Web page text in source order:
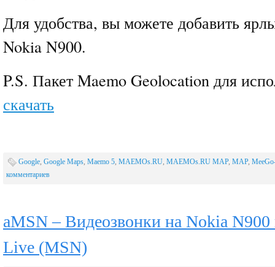
Для удобства, вы можете добавить
Nokia N900.
P.S. Пакет Maemo Geolocation для
скачать
Google, Google Maps, Maemo 5, MAEMOs.RU, MAEMOs.RU MAP, MAP,
комментариев
aMSN – Видеозвонки на Nokia N900
Live (MSN)